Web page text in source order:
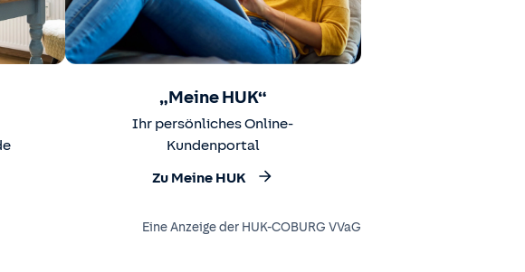
„Meine HUK“
Ihr persönliches Online-
Kundenportal
Zu Meine HUK
Eine Anzeige der HUK-COBURG VVaG